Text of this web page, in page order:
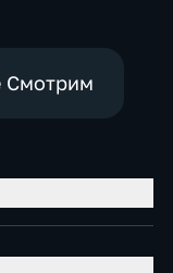
Смотрим